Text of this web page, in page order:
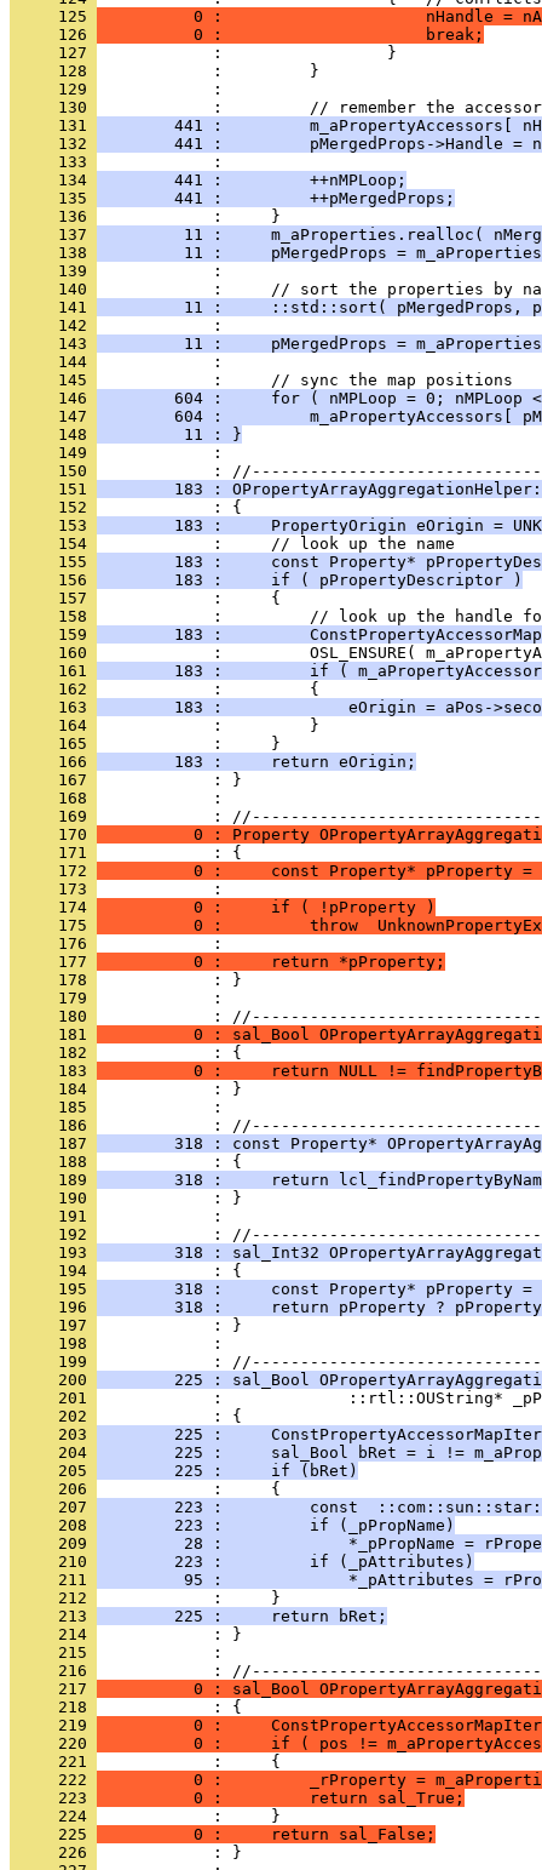
     125
0 :                     nHandle =
     126
          0 :                     break;
     127
     128
     129
     130
     131
441 :         m_aPropertyAccessors[
     132
441 :         pMergedProps->Handle =
     133
     134
        441 :         ++nMPLoop;
     135
        441 :         ++pMergedProps;
     136
     137
11 :     m_aProperties.realloc(
     138
11 :     pMergedProps =
     139
     140
     141
11 :     ::std::sort( pMergedProps,
     142
     143
11 :     pMergedProps =
     144
     145
     146
604 :     for ( nMPLoop = 0; nMPLoop
     147
604 :         m_aPropertyAccessors[
     148
         11 : }
     149
            :
     150
     151
183 :
     152
     153
183 :     PropertyOrigin eOrigin =
     154
     155
183 :     const Property*
     156
        183 :     if ( pPropertyDescriptor )
     157
     158
     159
183 :
     160
     161
183 :         if (
     162
     163
183 :             eOrigin = aPos-
     164
     165
     166
        183 :     return eOrigin;
     167
     168
            :
     169
     170
0 : Property
     171
     172
0 :     const Property* pProperty
     173
     174
          0 :     if ( !pProperty )
     175
0 :         throw
     176
     177
          0 :     return *pProperty;
     178
     179
            :
     180
     181
0 : sal_Bool
     182
     183
0 :     return NULL !=
     184
     185
            :
     186
     187
318 : const Property*
     188
     189
318 :     return
     190
     191
            :
     192
     193
318 : sal_Int32
     194
     195
318 :     const Property* pProperty
     196
318 :     return pProperty ?
     197
     198
            :
     199
     200
225 : sal_Bool
     201
     202
     203
225 :
     204
225 :     sal_Bool bRet = i !=
     205
        225 :     if (bRet)
     206
     207
223 :         const
     208
        223 :         if (_pPropName)
     209
28 :             *_pPropName =
     210
        223 :         if (_pAttributes)
     211
95 :             *_pAttributes =
     212
     213
        225 :     return bRet;
     214
     215
            :
     216
     217
0 : sal_Bool
     218
     219
0 :
     220
0 :     if ( pos !=
     221
     222
0 :         _rProperty =
     223
          0 :         return sal_True;
     224
     225
          0 :     return sal_False;
     226